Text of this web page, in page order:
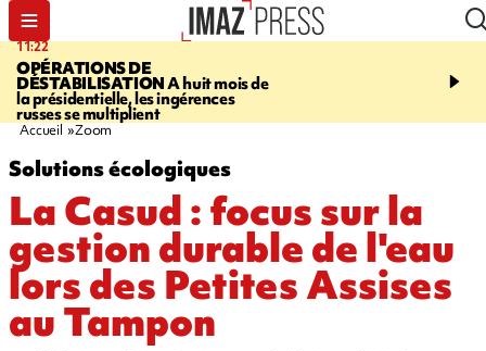
11:22
OPÉRATIONS DE
DÉSTABILISATIONA huit mois de
la présidentielle, les ingérences
russes se multiplient
14:51
Rivière triple champion
Accueil Zoom
Solutions écologiques
La Casud : focus sur la
gestion durable de l'eau
lors des Petites Assises
au Tampon